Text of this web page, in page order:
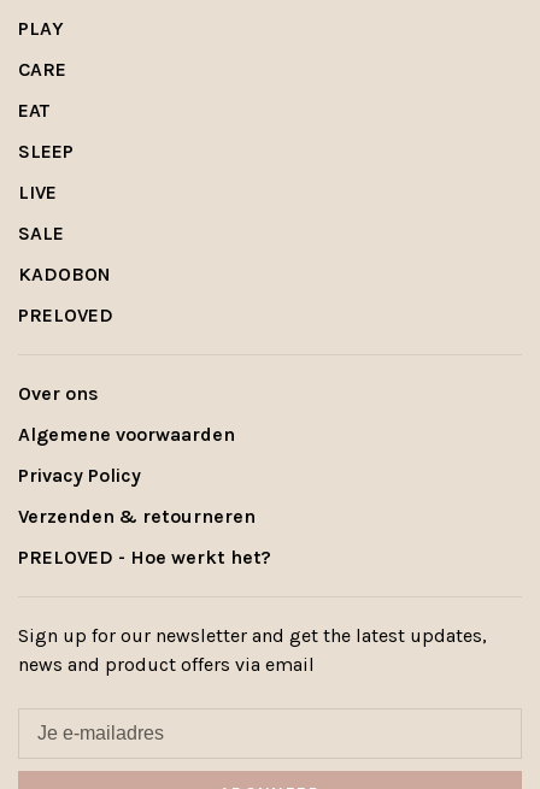
PLAY
CARE
EAT
SLEEP
LIVE
SALE
KADOBON
PRELOVED
Over ons
Algemene voorwaarden
Privacy Policy
Verzenden & retourneren
PRELOVED - Hoe werkt het?
Sign up for our newsletter and get the latest updates,
news and product offers via email